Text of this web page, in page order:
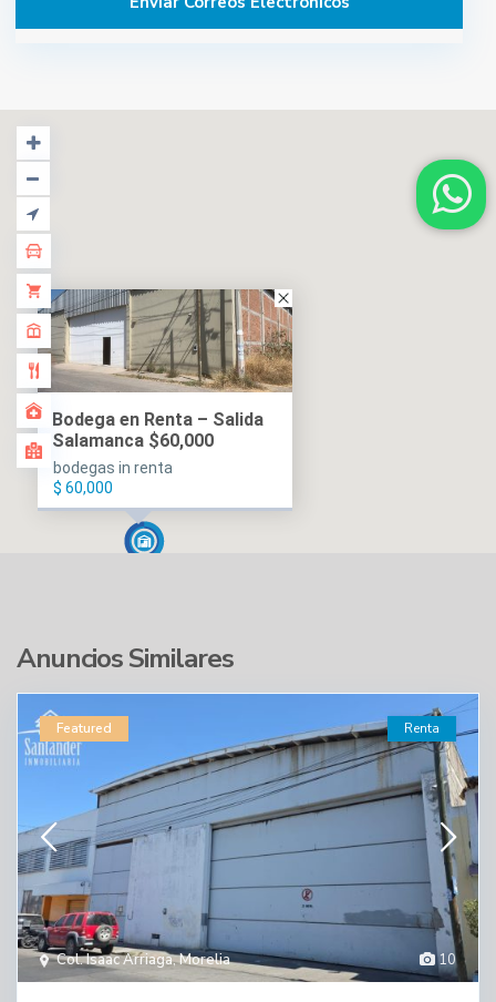
Bodega en Renta – Salida
Salamanca $60,000
bodegas in renta
$ 60,000
Anuncios Similares
10
Col. Isaac Arriaga,Morelia
Featured Renta